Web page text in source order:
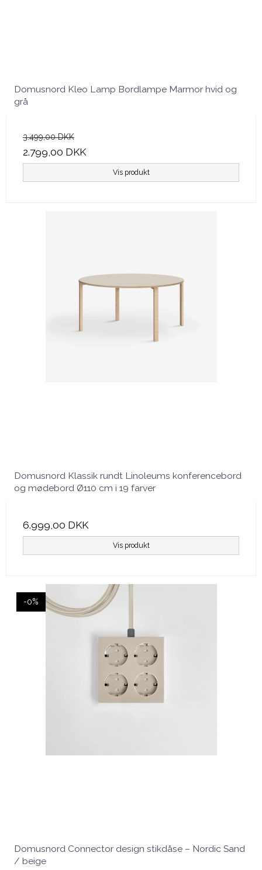
Domusnord Kleo Lamp Bordlampe Marmor hvid og
grå
3.499,00 DKK
2.799,00 DKK
Vis produkt
Domusnord Klassik rundt Linoleums konferencebord
og mødebord Ø110 cm i 19 farver
6.999,00 DKK
Vis produkt
-0%
Domusnord Connector design stikdåse – Nordic Sand
/ beige